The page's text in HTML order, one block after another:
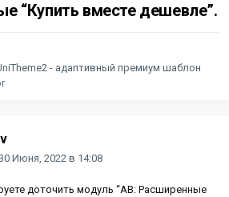
“Купить вместе дешевле”.
- адаптивный премиум шаблон
Июня, 2022 в 14:08
доточить модуль “AB: Расширенные